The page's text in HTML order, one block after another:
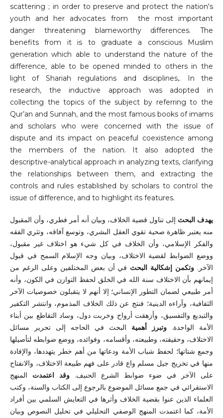
scattering ; in order to preserve and protect the nation's
youth and her advocates from the most important
danger threatening blameworthy differences. The
benefits from it is to graduate a conscious Muslim
generation which able to understand the nature of the
difference, able to be opened minded to others in the
light of Shariah regulations and disciplines,. In the
research, the inductive approach was adopted in
collecting the topics of the subject by referring to the
Qur’an and Sunnah, and the most famous books of imams
and scholars who were concerned with the issue of
dispute and its impact on peaceful coexistence among
the members of the nation. It also adopted the
descriptive-analytical approach in analyzing texts, clarifying
the relationships between them, and extracting the
controls and rules established by scholars to control the
issue of difference, and to highlight its features.
يهدف البحث إلى تناول قضية الخلاف، وبيان أنه أمر فطري، وأن المقبول
منه يعتبر ظاهرة صحية تقوي العقل البشري، وتوسع آفاقه، وتثري الفقه
والفكر الإسلامي، وأن الخلاف في كل شيء هو اختلاف غير مقبول،
ووضع الضوابط لقضية الاختلاف، وبيان وجه الإسلام السمح في قبول
الآخر. وتكمن إشكالية البحث في أن بعض المختلفين وعلى الرغم من
إيمانهم بأن الاختلاف سنة الله في الخلق لحفظ التوازن في الكون، وأنه
أمر طبيعي لضمان التطور الإنساني؛ إلا أنهم لا يتقبلون خصوصيات الآخر
الثقافية، وآراءه الدينية؛ فنتج عن ذلك الخلاف المذموم، وانتشر التكفير
والتبديع والتفسيق، وأزهقت أرواح وخربت دول، وساد التقاطع بين أبناء
الأمة الواحدة. وتبرز أهمية البحث في الحاجه إلى تحرير مسائل
الاختلاف، وحقيقته، وطبيعته، وأقسامه، وفوائده، ووضع ضوابطه لتأصيلها
وجمع شتاتها؛ لحفظ شباب الأمة ودعاتها من أهم خطر يتهددها، والإفادة
منها في تخريج جيل مسلم واع قادر على فهم طبيعة الاختلاف، والانفتاح
على الآخر في ضوء ضوابط الشرع الحنيف. وقد اعتمدت المنهج
الاستقرائي في جمع مسائل الموضوع بالرجوع إلى الكتاب والسنة، وكتب
العلماء الذين عنوا بقضية الخلاف وأثرها في التعايش السلمي بين أفراد
الأمة، كما اعتمدت المنهج الوصفي التحليلي في تحليل النصوص وبيان